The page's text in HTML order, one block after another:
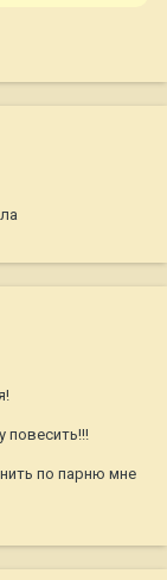
повесить!!!
по парню мне